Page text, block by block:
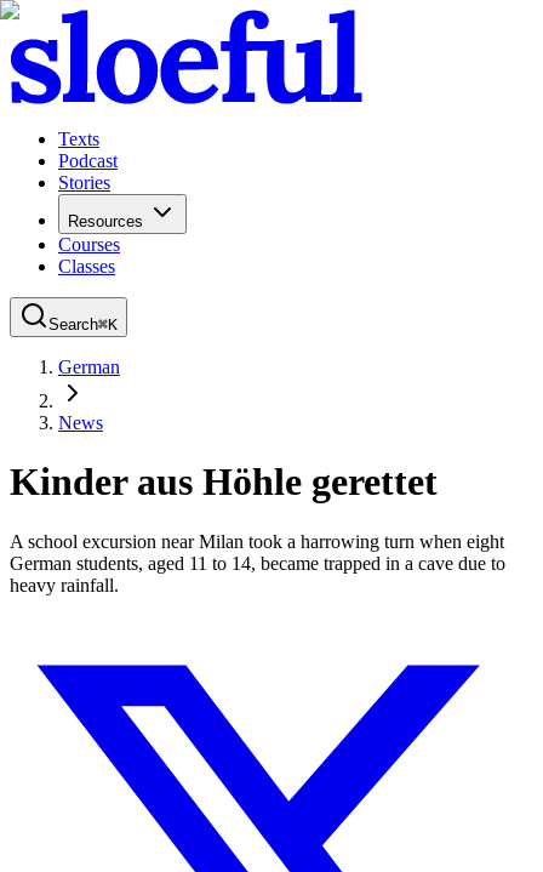
Texts
Podcast
Stories
Resources
Courses
Classes
Search⌘K
German
News
Kinder aus Höhle gerettet
A school excursion near Milan took a harrowing turn when eight
German students, aged 11 to 14, became trapped in a cave due to
heavy rainfall.